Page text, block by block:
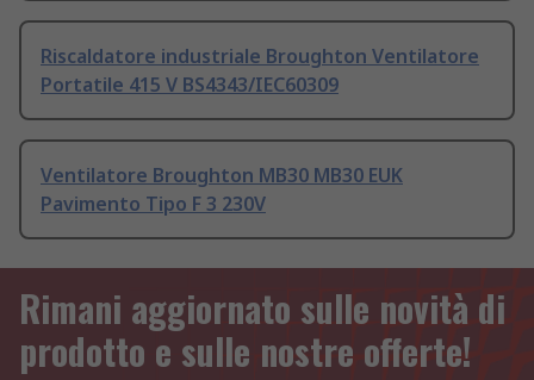
Riscaldatore industriale Broughton Ventilatore
Portatile 415 V BS4343/IEC60309
Ventilatore Broughton MB30 MB30 EUK
Pavimento Tipo F 3 230V
Rimani aggiornato sulle novità di
prodotto e sulle nostre offerte!